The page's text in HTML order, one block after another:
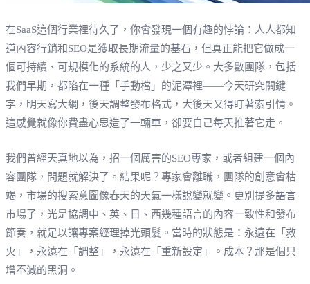
在SaaS這個行業裡待久了，你會發現一個有趣的悖論：人人都知
道內容行銷和SEO是獲取長期流量的基石，但真正能把它做成一
個可持續、可規模化的系統的人，少之又少。大多數團隊，包括
我們早期，都陷在一種「手動檔」的泥潭裡——今天研究關鍵
字，明天寫大綱，後天調整發布格式，大後天又得盯著索引情。
這感覺就像你費盡心思造了一輛車，卻要自己每天推著它走。
我們曾經天真地以為，招一個厲害的SEO專家，或者組建一個內
容團隊，問題就解決了。結果呢？專家會離職，團隊的創意會枯
竭，市場的搜索意圖像春天的天氣一樣說變就變。更別提多語言
市場了，光是協調中、英、日、西幾種語言的內容一致性和發布
節奏，就足以讓專案經理掉光頭髮。當時的狀態是：永遠在「救
火」，永遠在「調整」，永遠在「重新設定」。成本？那是個只
增不減的黑洞。